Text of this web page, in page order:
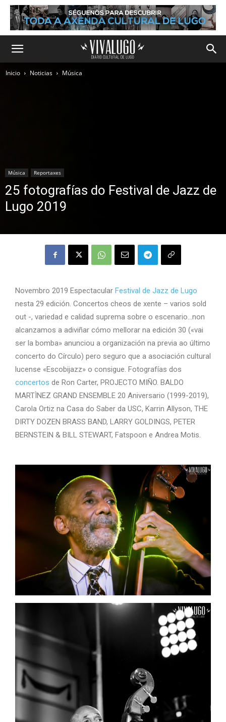
Inicio Noticias Música
Música Reportaxes
25 fotografías do Festival de Jazz de
Lugo 2019
Novembro 2019 Espectacular Festival de Jazz de Lugo
nesta 29 edición. Concertos cheos de xente – varios sold
out -, variedad e calidad suprema sobre o escenario…non
alcanzamos a adiviñar cómo mellorar na edición 30 («vai
ser la bomba» anunciou a organización na previa ao último
concerto do Círculo) pero seguro que a asociación cultural
lucense «Escobijazz» o consigue. Fotografías dos
concertos de Ron Carter, PROJECTO MIÑO. BALDO
MARTÌNEZ GRAND ENSEMBLE 20 Aniversario (1999-2019),
Carola Ortiz na Casa do Saber da USC, Karrin Allyson, THE
DIRTY DOZEN BRASS BAND, LARRY GOLDINGS, PETER
BERNSTEIN & BILL STEWART, Fatspoon e Andrea Motis.